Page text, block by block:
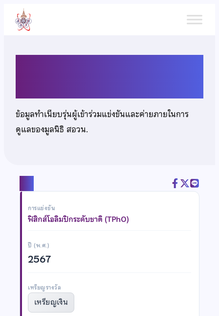
เนื้อหา
ข้อมูลทำเนียบรุ่นผู้เข้าร่วมแข่งขันและค่ายภายในการ
ดูแลของมูลนิธิ สอวน.
การแข่งขัน
ฟิสิกส์โอลิมปิกระดับชาติ (TPhO)
ปี (พ.ศ.)
2567
เหรียญรางวัล
เหรียญเงิน